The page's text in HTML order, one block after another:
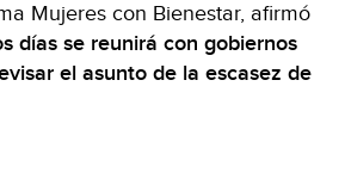
Mujeres con Bienestar, afirmó
días se reunirá con gobiernos
el asunto de la escasez de